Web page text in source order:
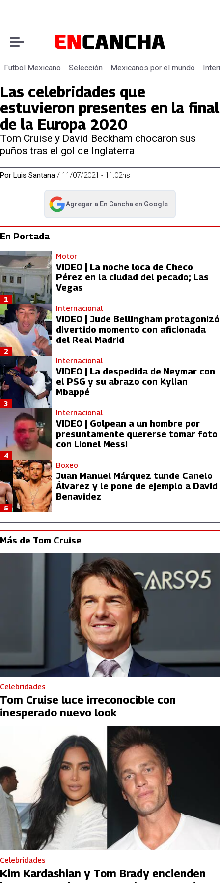
Futbol Mexicano Selección Mexicanos por el mundo
Las celebridades que
estuvieron presentes en la final
de la Europa 2020
Tom Cruise y David Beckham chocaron sus
puños tras el gol de Inglaterra
Por Luis Santana / 11/07/2021 - 11:02hs
Agregar a En Cancha en Google
abre en nueva pestaña
En Portada
Motor
VIDEO | La noche loca de Checo
Pérez en la ciudad del pecado; Las
Vegas
1
Internacional
VIDEO | Jude Bellingham protagonizó
divertido momento con aficionada
del Real Madrid
2
Internacional
VIDEO | La despedida de Neymar con
el PSG y su abrazo con Kylian
Mbappé
3
Internacional
VIDEO | Golpean a un hombre por
presuntamente quererse tomar foto
con Lionel Messi
4
Boxeo
Juan Manuel Márquez tunde Canelo
Álvarez y le pone de ejemplo a David
Benavidez
5
Más de Tom Cruise
Celebridades
Tom Cruise luce irreconocible con
inesperado nuevo look
Celebridades
Kim Kardashian y Tom Brady encienden